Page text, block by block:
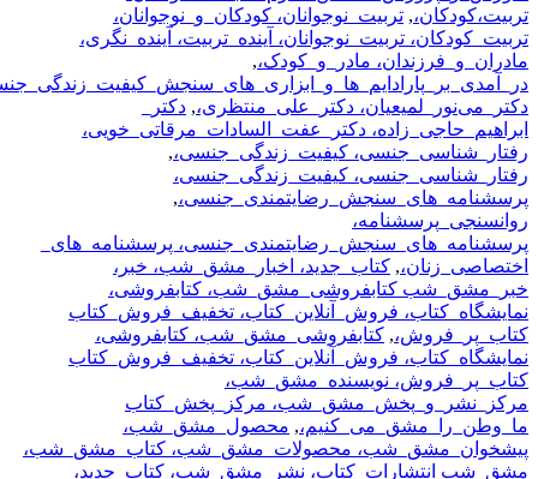
تربیت،کودکان،, تربیت_نوجوانان، کودکان_و_نوجوانان،
تربیت_کودکان، تربیت_نوجوانان، آینده_تربیت، آینده_نگری،
مادران_و_فرزندان، مادر_و_کودک،,
دکتر_می‌نور_لمیعیان، دکتر_علی_منتظری،, دکتر_
ابراهیم_حاجی_زاده، دکتر_عفت_السادات_مرقاتی_خویی،
رفتار_شناسی_جنسی، کیفیت_زندگی_جنسی،,
رفتار_شناسی_جنسی، کیفیت_زندگی_جنسی،
پرسشنامه_های_سنجش_رضایتمندی_جنسی،,
روانسنجی_پرسشنامه،
پرسشنامه_های_سنجش_رضایتمندی_جنسی، پرسشنامه_‌های_
اختصاصی_زنان،, کتاب_جدید، اخبار_مشق_شب، خبر،
خبر_مشق_شب کتابفروشی_مشق_شب، کتابفروشی،
نمایشگاه_کتاب، فروش_آنلاین_کتاب، تخفیف_فروش_کتاب
کتاب_پر_فروش،, کتابفروشی_مشق_شب، کتابفروشی،
نمایشگاه_کتاب، فروش_آنلاین_کتاب، تخفیف_فروش_کتاب
کتاب_پر_فروش، نویسنده_مشق_شب،
مرکز_نشر_و_پخش_مشق_شب، مرکز_پخش_کتاب
ما_وطن_را_مشق_می_کنیم،, محصول_مشق_شب،
پیشخوان_مشق_شب، محصولات_مشق_شب، کتاب_مشق_شب،
مشق_شب انتشارات_کتاب، نشر_مشق_شب، کتاب_جدید،